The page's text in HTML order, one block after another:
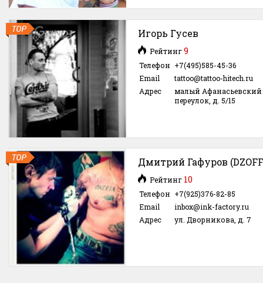
Игорь Гусев
Рейтинг9
Телефон +7(495)585-45-36
Email
tattoo@tattoo-hitech.ru
Адрес
малый Афанасьевский
переулок, д. 5/15
Дмитрий Гафуров
Рейтинг 10
Телефон +7(925)376-82-85
Email
inbox@ink-factory.ru
Адрес
ул. Дворникова, д. 7